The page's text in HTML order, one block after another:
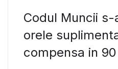
Codul Muncii
orele
compensa in